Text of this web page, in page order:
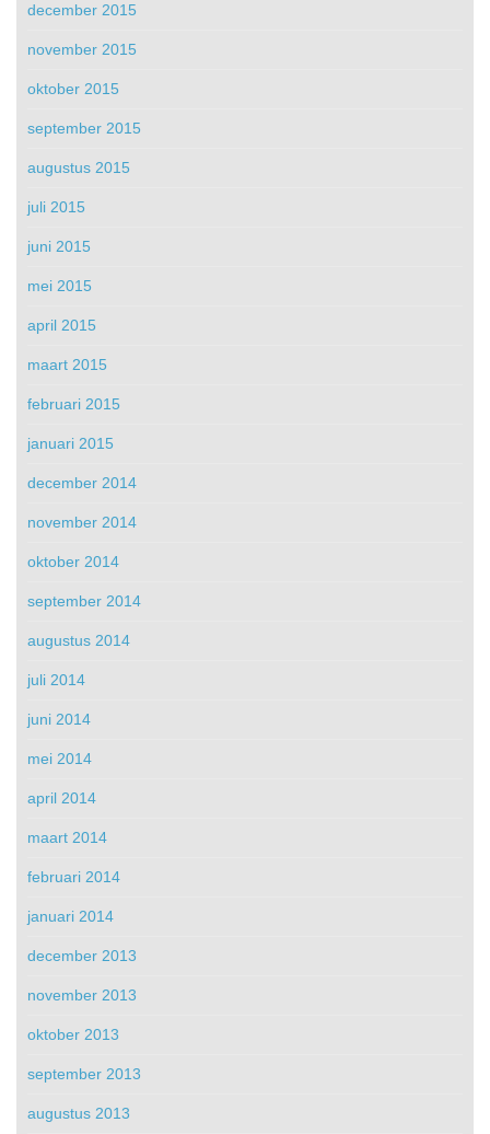
december 2015
november 2015
oktober 2015
september 2015
augustus 2015
juli 2015
juni 2015
mei 2015
april 2015
maart 2015
februari 2015
januari 2015
december 2014
november 2014
oktober 2014
september 2014
augustus 2014
juli 2014
juni 2014
mei 2014
april 2014
maart 2014
februari 2014
januari 2014
december 2013
november 2013
oktober 2013
september 2013
augustus 2013